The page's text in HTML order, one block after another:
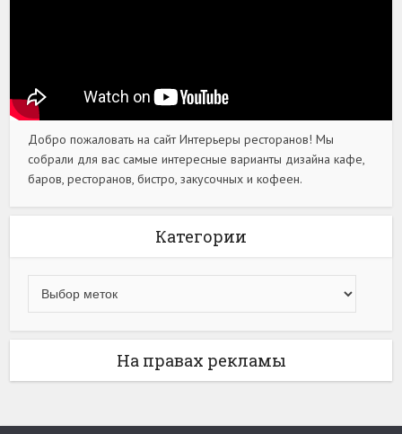
Добро пожаловать на сайт Интерьеры ресторанов! Мы
собрали для вас самые интересные варианты дизайна кафе,
баров, ресторанов, бистро, закусочных и кофеен.
Категории
На правах рекламы